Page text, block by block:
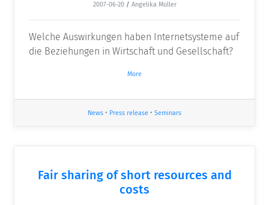
2007-06-20 / Angelika Müller
Welche Auswirkungen haben Internetsysteme auf
die Beziehungen in Wirtschaft und Gesellschaft?
More
News • Press release • Seminars
Fair sharing of short resources and
costs